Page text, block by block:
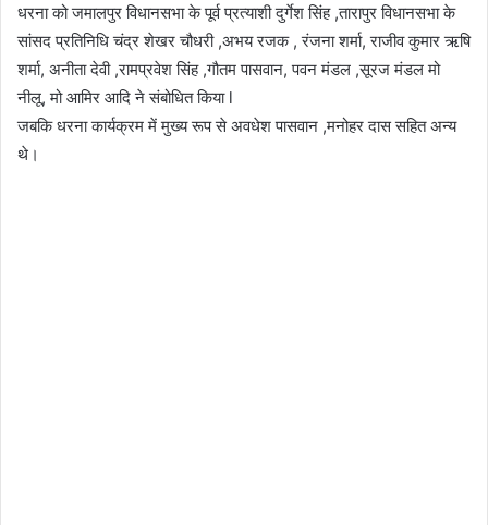
धरना को जमालपुर विधानसभा के पूर्व प्रत्याशी दुर्गेश सिंह ,तारापुर विधानसभा के
सांसद प्रतिनिधि चंद्र शेखर चौधरी ,अभय रजक , रंजना शर्मा, राजीव कुमार ऋषि
शर्मा, अनीता देवी ,रामप्रवेश सिंह ,गौतम पासवान, पवन मंडल ,सूरज मंडल मो
नीलू, मो आमिर आदि ने संबोधित किया l
जबकि धरना कार्यक्रम में मुख्य रूप से अवधेश पासवान ,मनोहर दास सहित अन्य
थे।